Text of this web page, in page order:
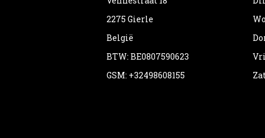
2275 Gierle
België
BTW: BE0807590623
GSM: +32498608155